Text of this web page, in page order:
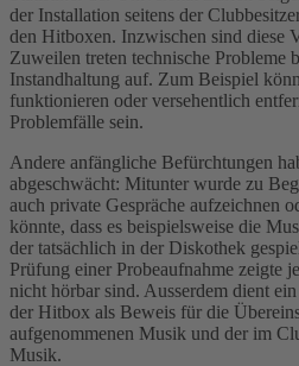
der Installation seitens der
den Hitboxen. Inzwischen sind diese
Zuweilen treten technische Probleme
Instandhaltung auf. Zum Beispiel
funktionieren oder versehentlich
Problemfälle sein.
Andere anfängliche Befürchtungen
abgeschwächt: Mitunter wurde zu
auch private Gespräche aufzeichnen
könnte, dass es beispielsweise die
der tatsächlich in der Diskothek
Prüfung einer Probeaufnahme zeigte
nicht hörbar sind. Ausserdem dient
der Hitbox als Beweis für die
aufgenommenen Musik und der im
Musik.